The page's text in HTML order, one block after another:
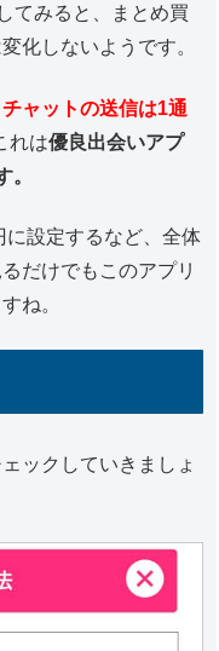
てみると、まとめ買
化しないようです。
チャットの送信は1通
れは優良出会いアプ
。
設定するなど、全体
だけでもこのアプリ
ね。
ックしていきましょ